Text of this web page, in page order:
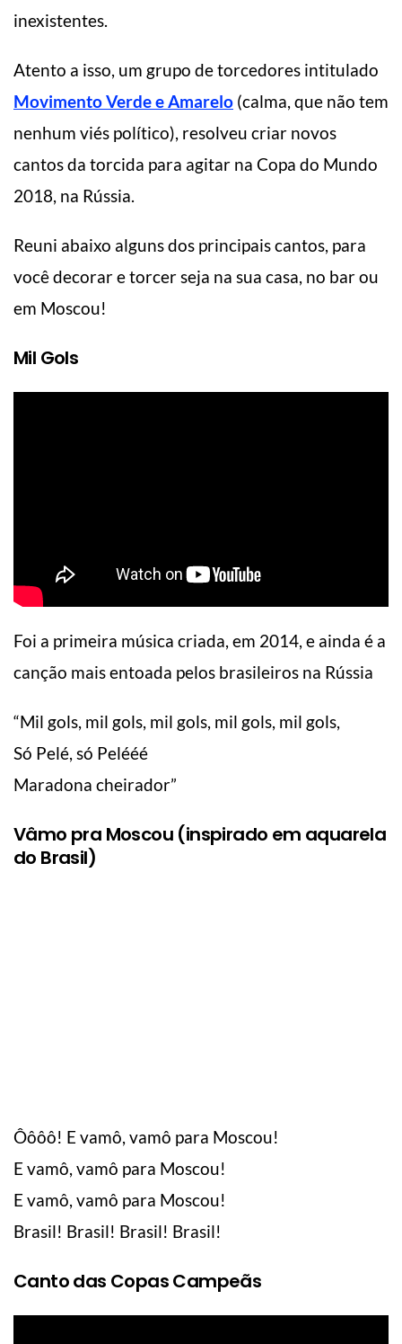
inexistentes.
Atento a isso, um grupo de torcedores intitulado
Movimento Verde e Amarelo (calma, que não tem
nenhum viés político), resolveu criar novos
cantos da torcida para agitar na Copa do Mundo
2018, na Rússia.
Reuni abaixo alguns dos principais cantos, para
você decorar e torcer seja na sua casa, no bar ou
em Moscou!
Mil Gols
Foi a primeira música criada, em 2014, e ainda é a
canção mais entoada pelos brasileiros na Rússia
“Mil gols, mil gols, mil gols, mil gols, mil gols,
Só Pelé, só Pelééé
Maradona cheirador”
Vâmo pra Moscou (inspirado em aquarela
do Brasil)
Ôôôô! E vamô, vamô para Moscou!
E vamô, vamô para Moscou!
E vamô, vamô para Moscou!
Brasil! Brasil! Brasil! Brasil!
Canto das Copas Campeãs